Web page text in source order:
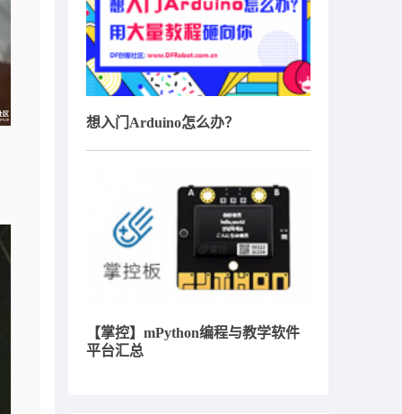
想入门Arduino怎么办？
【掌控】mPython编程与教学软件
平台汇总